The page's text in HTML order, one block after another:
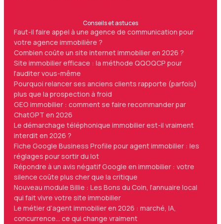
Conseils et astuces
Faut-il faire appel à une agence de communication pour
votre agence immobilière ?
Combien coûte un site internet immobilier en 2026 ?
Site immobilier efficace : la méthode QQOQCP pour
l'auditer vous-même
Pourquoi relancer ses anciens clients rapporte (parfois)
plus que la prospection à froid
GEO immobilier : comment se faire recommander par
ChatGPT en 2026
Le démarchage téléphonique immobilier est-il vraiment
interdit en 2026 ?
Fiche Google Business Profile pour agent immobilier : les
réglages pour sortir du lot
Répondre à un avis négatif Google en immobilier : votre
silence coûte plus cher que la critique
Nouveau module Billie : Les Bons du Coin, l’annuaire local
qui fait vivre votre site immobilier
Le métier d’agent immobilier en 2026 : marché, IA,
concurrence… ce qui change vraiment